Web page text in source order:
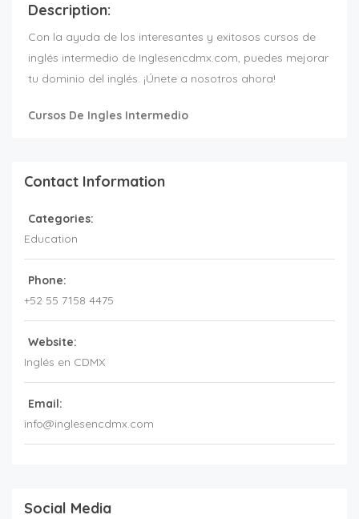
Description:
Con la ayuda de los interesantes y exitosos cursos de
inglés intermedio de Inglesencdmx.com, puedes mejorar
tu dominio del inglés. ¡Únete a nosotros ahora!
Cursos De Ingles Intermedio
Contact Information
Categories:
Education
Phone:
+52 55 7158 4475
Website:
Inglés en CDMX
Email:
info@inglesencdmx.com
Social Media